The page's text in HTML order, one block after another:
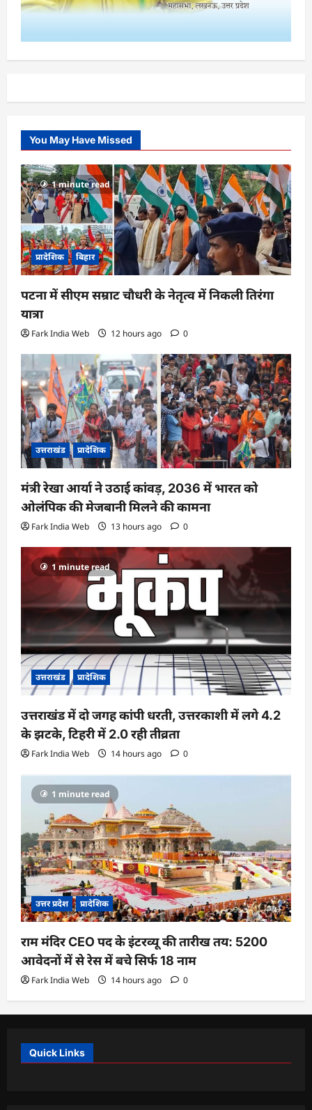
You May Have Missed
1 minute read
प्रादेशिक बिहार
पटना में सीएम सम्राट चौधरी के नेतृत्व में निकली तिरंगा
यात्रा
Fark India Web 12 hours ago 0
उत्तराखंड प्रादेशिक
मंत्री रेखा आर्या ने उठाई कांवड़, 2036 में भारत को
ओलंपिक की मेजबानी मिलने की कामना
Fark India Web 13 hours ago 0
1 minute read
उत्तराखंड प्रादेशिक
उत्तराखंड में दो जगह कांपी धरती, उत्तरकाशी में लगे 4.2
के झटके, टिहरी में 2.0 रही तीव्रता
Fark India Web 14 hours ago 0
1 minute read
उत्तर प्रदेश प्रादेशिक
राम मंदिर CEO पद के इंटरव्यू की तारीख तय: 5200
आवेदनों में से रेस में बचे सिर्फ 18 नाम
Fark India Web 14 hours ago 0
Quick Links